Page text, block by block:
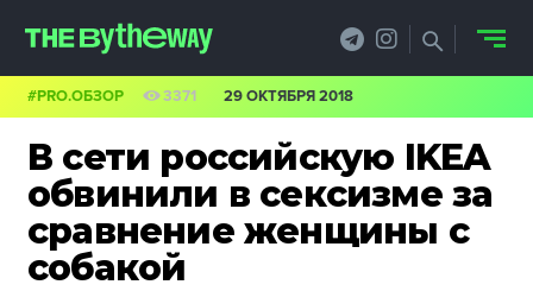
В сети российскую IKEA
обвинили в сексизме за
сравнение женщины с
собакой
#PRO.ОБЗОР 3371 29 ОКТЯБРЯ 2018
НОВОСТИ
PRO.ОБЗОР
КЕЙСЫ